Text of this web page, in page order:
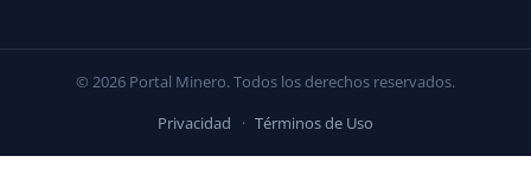
© 2026 Portal Minero. Todos los derechos reservados.
Privacidad · Términos de Uso